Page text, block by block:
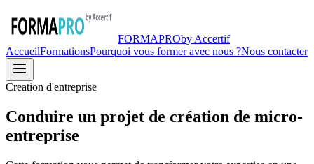
FORMAPROby Accertif
AccueilFormationsPourquoi vous former avec nous ?Nous contacter
Creation d'entreprise
Conduire un projet de création de micro-
entreprise